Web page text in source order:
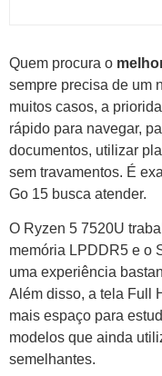
Quem procura o
sempre precisa de um
muitos casos, a
rápido para navegar,
documentos, utilizar
sem travamentos. É
Go 15 busca atender.
O Ryzen 5 7520U
memória LPDDR5 e o
uma experiência
Além disso, a tela Full
mais espaço para
modelos que ainda
semelhantes.